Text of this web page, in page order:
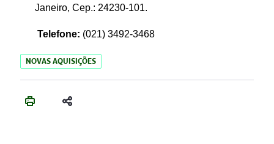
Janeiro, Cep.: 24230-101.
Telefone: (021) 3492-3468
NOVAS AQUISIÇÕES